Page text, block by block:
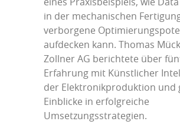
in der mechanischen
verborgene
aufdecken kann. Thomas
Zollner AG berichtete über
Erfahrung mit Künstlicher
der Elektronikproduktion und
Einblicke in erfolgreiche
Umsetzungsstrategien.